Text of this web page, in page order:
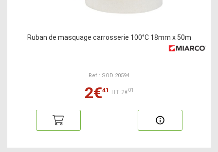
Ruban de masquage carrosserie 100°C 18mm x 50m
Ref : SOD 20594
2€41 HT:2€01